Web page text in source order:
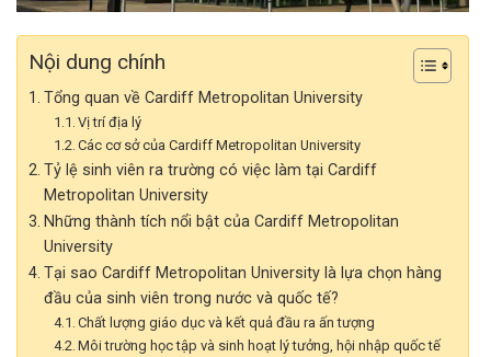
Nội dung chính
Tổng quan về Cardiff Metropolitan University
Vị trí địa lý
Các cơ sở của Cardiff Metropolitan University
Tỷ lệ sinh viên ra trường có việc làm tại Cardiff
Metropolitan University
Những thành tích nổi bật của Cardiff Metropolitan
University
Tại sao Cardiff Metropolitan University là lựa chọn hàng
đầu của sinh viên trong nước và quốc tế?
Chất lượng giáo dục và kết quả đầu ra ấn tượng
Môi trường học tập và sinh hoạt lý tưởng, hội nhập quốc tế